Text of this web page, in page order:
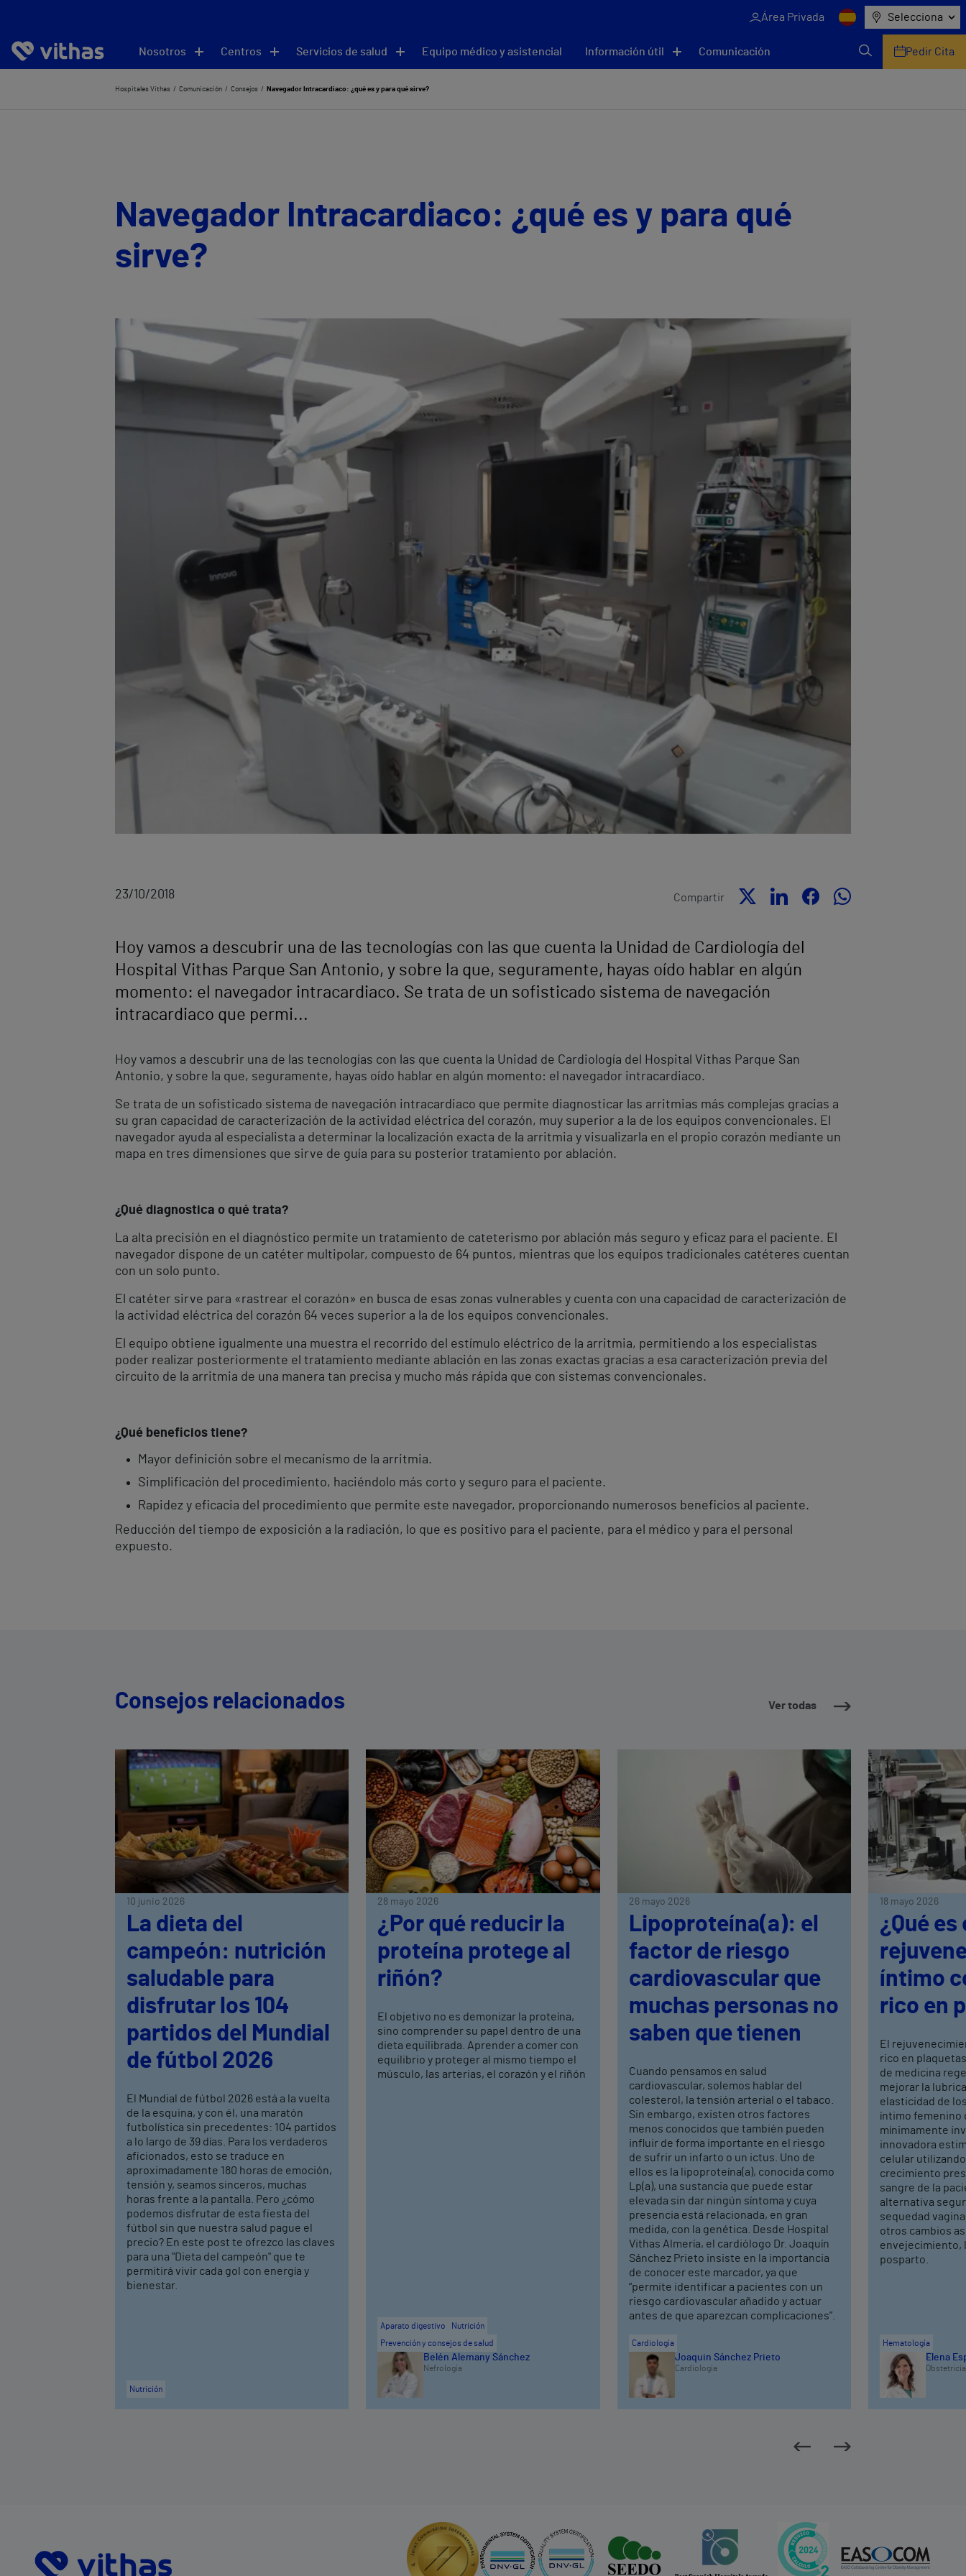
Área Privada Selecciona
Nosotros Centros Servicios de salud Equipo médico y asistencial Información útil Comunicación Pedir Cita
Hospitales Vithas Comunicación Consejos Navegador Intracardiaco: ¿qué es y para qué sirve?
Navegador Intracardiaco: ¿qué es y para qué
sirve?
23/10/2018 Compartir
Hoy vamos a descubrir una de las tecnologías con las que cuenta la Unidad de Cardiología del
Hospital Vithas Parque San Antonio, y sobre la que, seguramente, hayas oído hablar en algún
momento: el navegador intracardiaco. Se trata de un sofisticado sistema de navegación
intracardiaco que permi...
Hoy vamos a descubrir una de las tecnologías con las que cuenta la Unidad de Cardiología del Hospital Vithas Parque San
Antonio, y sobre la que, seguramente, hayas oído hablar en algún momento: el navegador intracardiaco.
Se trata de un sofisticado sistema de navegación intracardiaco que permite diagnosticar las arritmias más complejas gracias a
su gran capacidad de caracterización de la actividad eléctrica del corazón, muy superior a la de los equipos convencionales. El
navegador ayuda al especialista a determinar la localización exacta de la arritmia y visualizarla en el propio corazón mediante un
mapa en tres dimensiones que sirve de guía para su posterior tratamiento por ablación.
¿Qué diagnostica o qué trata?
La alta precisión en el diagnóstico permite un tratamiento de cateterismo por ablación más seguro y eficaz para el paciente. El
navegador dispone de un catéter multipolar, compuesto de 64 puntos, mientras que los equipos tradicionales catéteres cuentan
con un solo punto.
El catéter sirve para «rastrear el corazón» en busca de esas zonas vulnerables y cuenta con una capacidad de caracterización de
la actividad eléctrica del corazón 64 veces superior a la de los equipos convencionales.
El equipo obtiene igualmente una muestra el recorrido del estímulo eléctrico de la arritmia, permitiendo a los especialistas
poder realizar posteriormente el tratamiento mediante ablación en las zonas exactas gracias a esa caracterización previa del
circuito de la arritmia de una manera tan precisa y mucho más rápida que con sistemas convencionales.
¿Qué beneficios tiene?
Mayor definición sobre el mecanismo de la arritmia.
Simplificación del procedimiento, haciéndolo más corto y seguro para el paciente.
Rapidez y eficacia del procedimiento que permite este navegador, proporcionando numerosos beneficios al paciente.
Reducción del tiempo de exposición a la radiación, lo que es positivo para el paciente, para el médico y para el personal
expuesto.
Consejos relacionados Ver todas
10 junio 2026
La dieta del
campeón: nutrición
saludable para
disfrutar los 104
partidos del Mundial
de fútbol 2026
El Mundial de fútbol 2026 está a la vuelta
de la esquina, y con él, una maratón
futbolística sin precedentes: 104 partidos
a lo largo de 39 días. Para los verdaderos
aficionados, esto se traduce en
aproximadamente 180 horas de emoción,
tensión y, seamos sinceros, muchas
horas frente a la pantalla. Pero ¿cómo
podemos disfrutar de esta fiesta del
fútbol sin que nuestra salud pague el
precio? En este post te ofrezco las claves
para una "Dieta del campeón" que te
permitirá vivir cada gol con energía y
bienestar.
Nutrición
28 mayo 2026
¿Por qué reducir la
proteína protege al
riñón?
El objetivo no es demonizar la proteína,
sino comprender su papel dentro de una
dieta equilibrada. Aprender a comer con
equilibrio y proteger al mismo tiempo el
músculo, las arterias, el corazón y el riñón
Aparato digestivo
Nutrición
Prevención y consejos de salud
Belén Alemany Sánchez
Nefrología
26 mayo 2026
Lipoproteína(a): el
factor de riesgo
cardiovascular que
muchas personas no
saben que tienen
Cuando pensamos en salud
cardiovascular, solemos hablar del
colesterol, la tensión arterial o el tabaco.
Sin embargo, existen otros factores
menos conocidos que también pueden
influir de forma importante en el riesgo
de sufrir un infarto o un ictus. Uno de
ellos es la lipoproteína(a), conocida como
Lp(a), una sustancia que puede estar
elevada sin dar ningún síntoma y cuya
presencia está relacionada, en gran
medida, con la genética. Desde Hospital
Vithas Almería, el cardiólogo Dr. Joaquín
Sánchez Prieto insiste en la importancia
de conocer este marcador, ya que
“permite identificar a pacientes con un
riesgo cardiovascular añadido y actuar
antes de que aparezcan complicaciones”.
Cardiología
Joaquin Sánchez Prieto
Cardiología
18 mayo 2026
¿Qué es
íntimo
rico en
El
rico en
de medicina
mejorar la
elasticidad de
íntimo femenino
mínimamente
innovadora
celular
crecimiento
sangre de la
alternativa
sequedad
otros cambios
envejecimiento,
posparto.
Hematología
Elena